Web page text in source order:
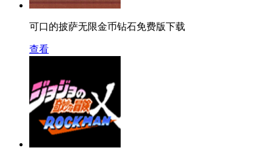
可口的披萨无限金币钻石免费版下载
查看